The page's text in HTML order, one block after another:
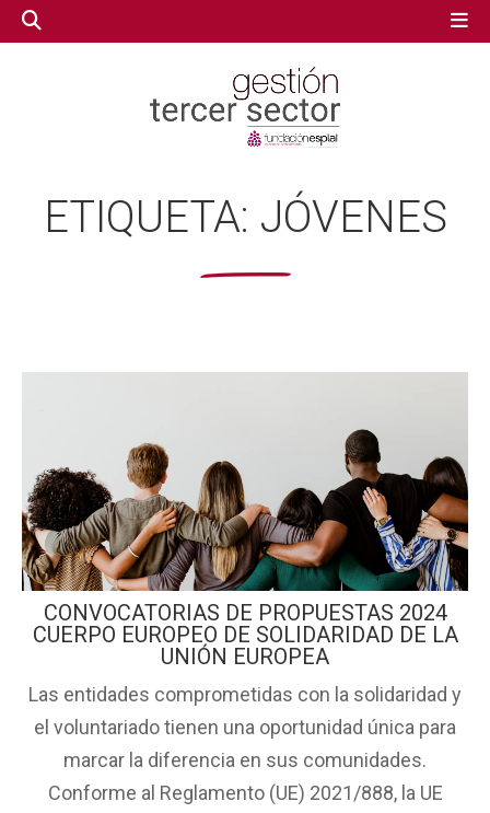
ETIQUETA: JÓVENES
CONVOCATORIAS DE PROPUESTAS 2024
CUERPO EUROPEO DE SOLIDARIDAD DE LA
UNIÓN EUROPEA
Las entidades comprometidas con la solidaridad y
el voluntariado tienen una oportunidad única para
marcar la diferencia en sus comunidades.
Conforme al Reglamento (UE) 2021/888, la UE
GESTIÓN TERCER SECTOR
CONECTA IA
GESTIÓN TERCER SECTOR
CONECTA IA